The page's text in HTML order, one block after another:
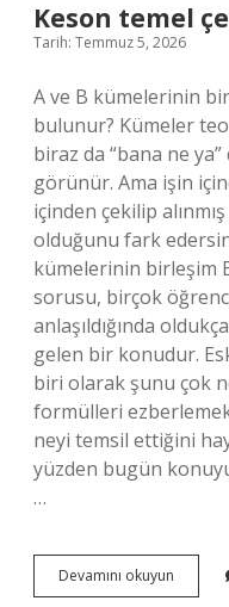
Keson temel
Tarih: Temmuz 5, 2026
A ve B kümelerinin
bulunur? Kümeler
biraz da “bana ne
görünür. Ama işin
içinden çekilip
olduğunu fark
kümelerinin birleşim B
sorusu, birçok
anlaşıldığında
gelen bir konudur.
biri olarak şunu çok
formülleri
neyi temsil ettiğini
yüzden bugün
…
Devamını okuyun
temel